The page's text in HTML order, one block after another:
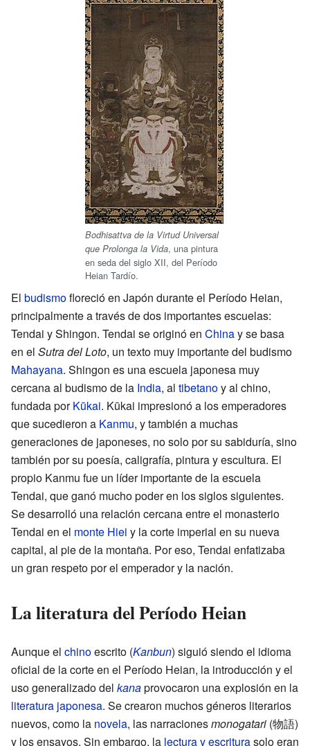
Bodhisattva de la Virtud Universal
que Prolonga la Vida, una pintura
en seda del siglo XII, del Período
Heian Tardío.
El budismofloreció en Japón durante el Período Heian,
principalmente a través de dos importantes escuelas:
Tendai y Shingon. Tendai se originó en Chinay se basa
en el Sutra del Loto, un texto muy importante del budismo
Mahayana. Shingon es una escuela japonesa muy
cercana al budismo de la India, al tibetanoy al chino,
fundada porKūkai. Kūkai impresionó a los emperadores
que sucedieron a Kanmu, y también a muchas
generaciones de japoneses, no solo por su sabiduría, sino
también por su poesía, caligrafía, pintura y escultura. El
propio Kanmu fue un líder importante de la escuela
Tendai, que ganó mucho poder en los siglos siguientes.
Se desarrolló una relación cercana entre el monasterio
Tendai en el monte Hiei y la corte imperial en su nueva
capital, al pie de la montaña. Por eso, Tendai enfatizaba
un gran respeto por el emperador y la nación.
La literatura del Período Heian
Aunque el chinoescrito (Kanbun) siguió siendo el idioma
oficial de la corte en el Período Heian, la introducción y el
uso generalizado del kanaprovocaron una explosión en la
literatura japonesa. Se crearon muchos géneros literarios
nuevos, como la novela, las narracionesmonogatari (物語)
y los ensayos. Sin embargo, la lectura y escriturasolo eran